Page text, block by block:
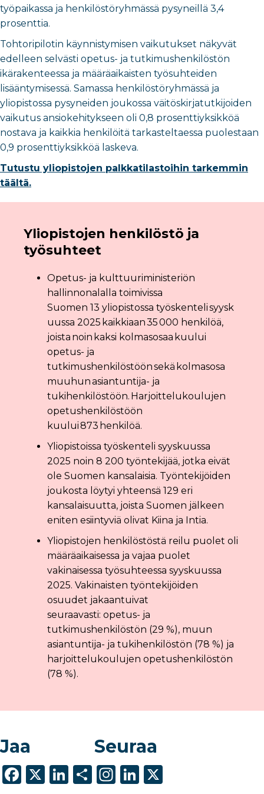
työpaikassa ja henkilöstöryhmässä pysyneillä 3,4
prosenttia.
Tohtoripilotin käynnistymisen vaikutukset näkyvät
edelleen selvästi opetus- ja tutkimushenkilöstön
ikärakenteessa ja määräaikaisten työsuhteiden
lisääntymisessä. Samassa henkilöstöryhmässä ja
yliopistossa pysyneiden joukossa väitöskirjatutkijoiden
vaikutus ansiokehitykseen oli 0,8 prosenttiyksikköä
nostava ja kaikkia henkilöitä tarkasteltaessa puolestaan
0,9 prosenttiyksikköä laskeva.
Tutustu yliopistojen palkkatilastoihin tarkemmin
täältä.
Yliopistojen henkilöstö ja
työsuhteet
Opetus- ja kulttuuriministeriön
hallinnonalalla toimivissa
Suomen 13 yliopistossa työskenteli syysk
uussa 2025 kaikkiaan 35 000 henkilöä,
joista noin kaksi kolmasosaa kuului
opetus- ja
tutkimushenkilöstöön sekä kolmasosa
muuhun asiantuntija- ja
tukihenkilöstöön. Harjoittelukoulujen
opetushenkilöstöön
kuului 873 henkilöä.
Yliopistoissa työskenteli syyskuussa
2025 noin 8 200 työntekijää, jotka eivät
ole Suomen kansalaisia. Työntekijöiden
joukosta löytyi yhteensä 129 eri
kansalaisuutta, joista Suomen jälkeen
eniten esiintyviä olivat Kiina ja Intia.
Yliopistojen henkilöstöstä reilu puolet oli
määräaikaisessa ja vajaa puolet
vakinaisessa työsuhteessa syyskuussa
2025. Vakinaisten työntekijöiden
osuudet jakaantuivat
seuraavasti: opetus- ja
tutkimushenkilöstön (29 %), muun
asiantuntija- ja tukihenkilöstön (78 %) ja
harjoittelukoulujen opetushenkilöstön
(78 %).
Jaa
F
X
Li S
Seuraa
In Li